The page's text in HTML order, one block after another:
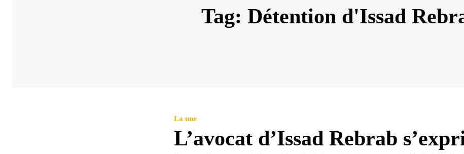
Tag: Détention d'Issad
La une
L’avocat d’Issad Rebrab